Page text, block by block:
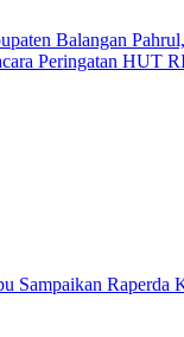
Balangan
Peringatan HUT
Sampaikan Raperda